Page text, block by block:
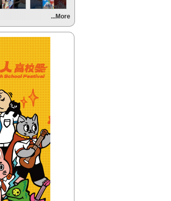
(宜蘭)
只想聽音樂
【HitFm正在進行】
(花東)
只想聽音樂
...More